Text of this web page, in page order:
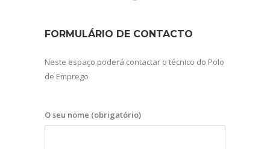
FORMULÁRIO DE CONTACTO
Neste espaço poderá contactar o técnico do Polo
de Emprego
O seu nome (obrigatório)